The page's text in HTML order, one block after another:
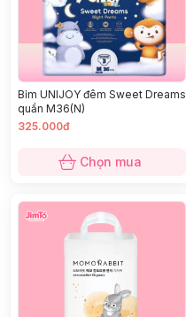
Bỉm UNIJOY đêm Sweet Dreams
quần M36(N)
325.000đ
Chọn mua